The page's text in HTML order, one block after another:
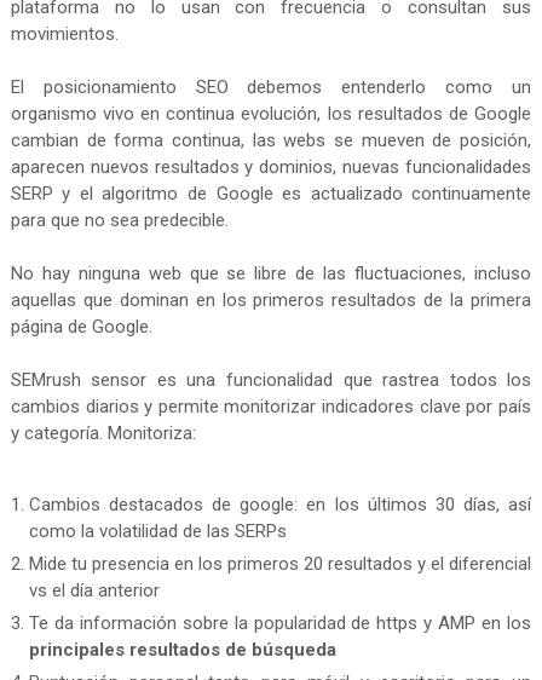
plataforma no lo usan con frecuencia o consultan sus
movimientos.
El posicionamiento SEO debemos entenderlo como un
organismo vivo en continua evolución, los resultados de Google
cambian de forma continua, las webs se mueven de posición,
aparecen nuevos resultados y dominios, nuevas funcionalidades
SERP y el algoritmo de Google es actualizado continuamente
para que no sea predecible.
No hay ninguna web que se libre de las fluctuaciones, incluso
aquellas que dominan en los primeros resultados de la primera
página de Google.
SEMrush sensor es una funcionalidad que rastrea todos los
cambios diarios y permite monitorizar indicadores clave por país
y categoría. Monitoriza:
Cambios destacados de google: en los últimos 30 días, así
como la volatilidad de las SERPs
Mide tu presencia en los primeros 20 resultados y el diferencial
vs el día anterior
Te da información sobre la popularidad de https y AMP en los
principales resultados de búsqueda